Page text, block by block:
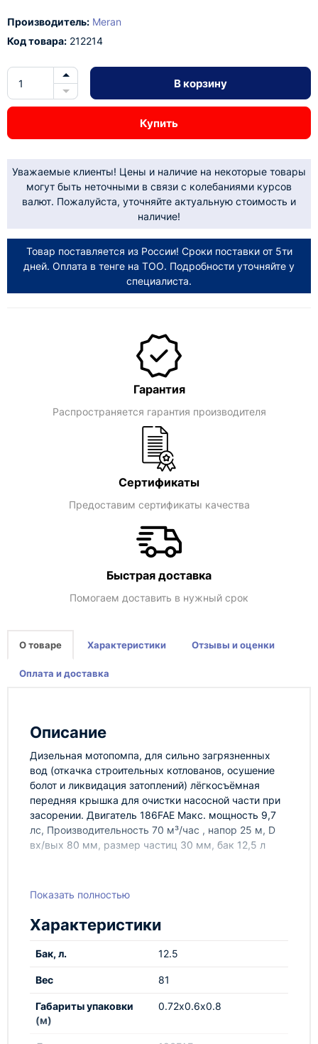
Производитель: Meran
Код товара: 212214
В корзину
Купить
Уважаемые клиенты! Цены и наличие на некоторые товары
могут быть неточными в связи с колебаниями курсов
валют. Пожалуйста, уточняйте актуальную стоимость и
наличие!
Товар поставляется из России! Сроки поставки от 5ти
дней. Оплата в тенге на ТОО. Подробности уточняйте у
специалиста.
Гарантия
Распространяется гарантия производителя
Сертификаты
Предоставим сертификаты качества
Быстрая доставка
Помогаем доставить в нужный срок
О товаре Характеристики Отзывы и оценки
Оплата и доставка
Описание
Дизельная мотопомпа, для сильно загрязненных
вод (откачка строительных котлованов, осушение
болот и ликвидация затоплений) лёгкосъёмная
передняя крышка для очистки насосной части при
засорении. Двигатель 186FAE Макс. мощность 9,7
лс, Производительность 70 м³/час , напор 25 м, D
вх/вых 80 мм, размер частиц 30 мм, бак 12,5 л
Показать полностью
Характеристики
Бак, л. 12.5
Вес 81
Габариты упаковки
(м)
0.72х0.6х0.8